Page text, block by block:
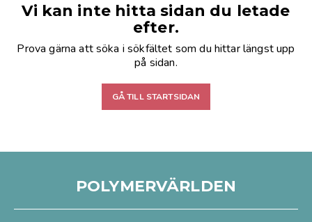
Vi kan inte hitta sidan du letade
efter.
Prova gärna att söka i sökfältet som du hittar längst upp
på sidan.
GÅ TILL STARTSIDAN
POLYMERVÄRLDEN